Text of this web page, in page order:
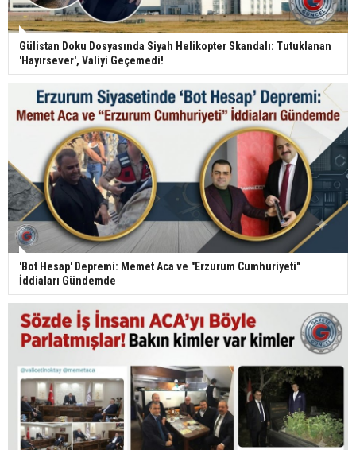
Gülistan Doku Dosyasında Siyah Helikopter Skandalı: Tutuklanan
'Hayırsever', Valiyi Geçemedi!
'Bot Hesap' Depremi: Memet Aca ve "Erzurum Cumhuriyeti"
İddiaları Gündemde